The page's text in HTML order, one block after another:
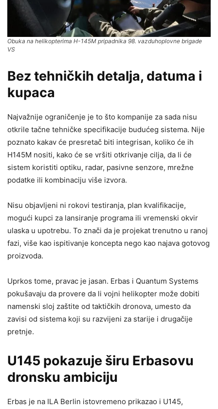
Obuka na helikopterima H-145M pripadnika 98. vazduhoplovne brigade
VS
Bez tehničkih detalja, datuma i
kupaca
Najvažnije ograničenje je to što kompanije za sada nisu
otkrile tačne tehničke specifikacije budućeg sistema. Nije
poznato kakav će presretač biti integrisan, koliko će ih
H145M nositi, kako će se vršiti otkrivanje cilja, da li će
sistem koristiti optiku, radar, pasivne senzore, mrežne
podatke ili kombinaciju više izvora.
Nisu objavljeni ni rokovi testiranja, plan kvalifikacije,
mogući kupci za lansiranje programa ili vremenski okvir
ulaska u upotrebu. To znači da je projekat trenutno u ranoj
fazi, više kao ispitivanje koncepta nego kao najava gotovog
proizvoda.
Uprkos tome, pravac je jasan. Erbas i Quantum Systems
pokušavaju da provere da li vojni helikopter može dobiti
namenski sloj zaštite od taktičkih dronova, umesto da
zavisi od sistema koji su razvijeni za starije i drugačije
pretnje.
U145 pokazuje širu Erbasovu
dronsku ambiciju
Erbas je na ILA Berlin istovremeno prikazao i U145,